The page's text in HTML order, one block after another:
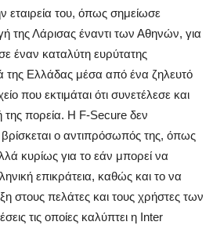
εταιρεία του, όπως σημείωσε
της Λάρισας έναντι των Αθηνών, για
έναν καταλύτη ευρύτατης
της Ελλάδας μέσα από ένα ζηλευτό
που εκτιμάται ότι συνετέλεσε και
της πορεία. Η F-Secure δεν
ο αντιπρόσωπός της, όπως
κυρίως για το εάν μπορεί να
επικράτεια, καθώς και το να
στους πελάτες και τους χρήστες των
τις οποίες καλύπτει η Inter